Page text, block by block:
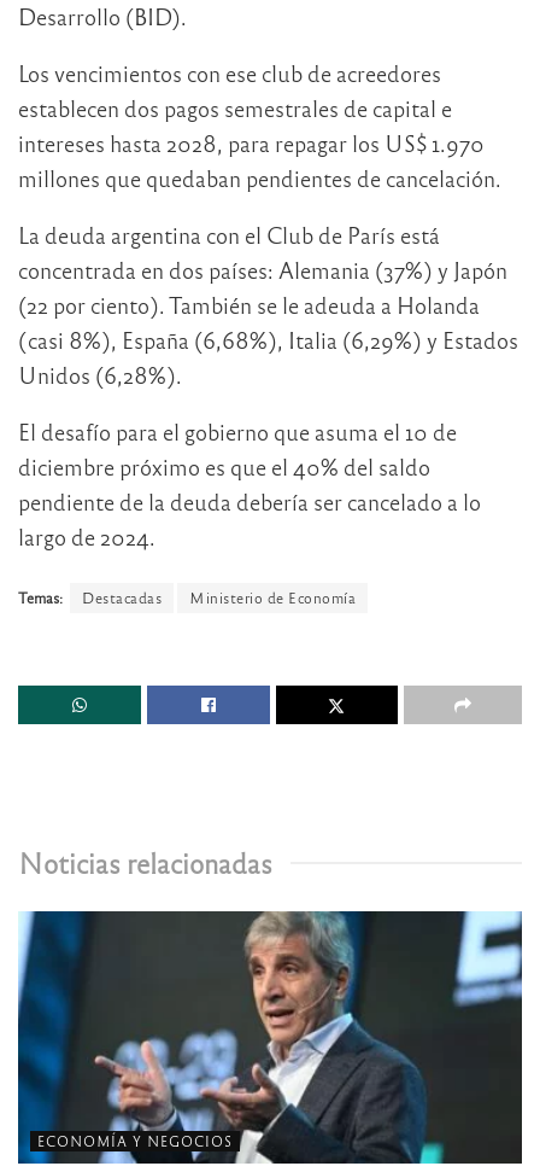
Desarrollo (BID).
Los vencimientos con ese club de acreedores
establecen dos pagos semestrales de capital e
intereses hasta 2028, para repagar los US$ 1.970
millones que quedaban pendientes de cancelación.
La deuda argentina con el Club de París está
concentrada en dos países: Alemania (37%) y Japón
(22 por ciento). También se le adeuda a Holanda
(casi 8%), España (6,68%), Italia (6,29%) y Estados
Unidos (6,28%).
El desafío para el gobierno que asuma el 10 de
diciembre próximo es que el 40% del saldo
pendiente de la deuda debería ser cancelado a lo
largo de 2024.
Temas: Destacadas Ministerio de Economía
Noticias relacionadas
ECONOMÍA Y NEGOCIOS